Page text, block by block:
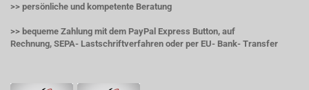
>> persönliche und kompetente Beratung
>> bequeme Zahlung mit dem PayPal Express Button, auf
Rechnung, SEPA- Lastschriftverfahren oder per EU- Bank- Transfer